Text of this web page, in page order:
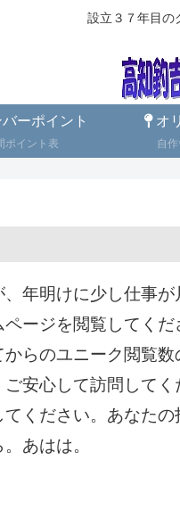
設立３７年目の
ーポイント
ポイント表
オ
自
年明けに少し仕事
ージを閲覧してく
らのユニーク閲覧
安心して訪問して
ください。あなた
あはは。